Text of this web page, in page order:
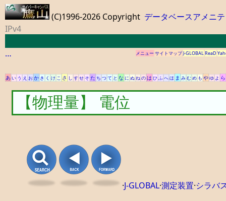
(C)1996-2026 Copyright データベースアメニ
IPv4
… メニューサイトマップJ-GLOBALReaD
あ い う え おか き く け こ さ し すせ そ た ち つて と な に ぬねのは ひふへほ ま みむめ も やゆ よ ら
【物理量】 電位
·J-GLOBAL·測定装置·シラバ